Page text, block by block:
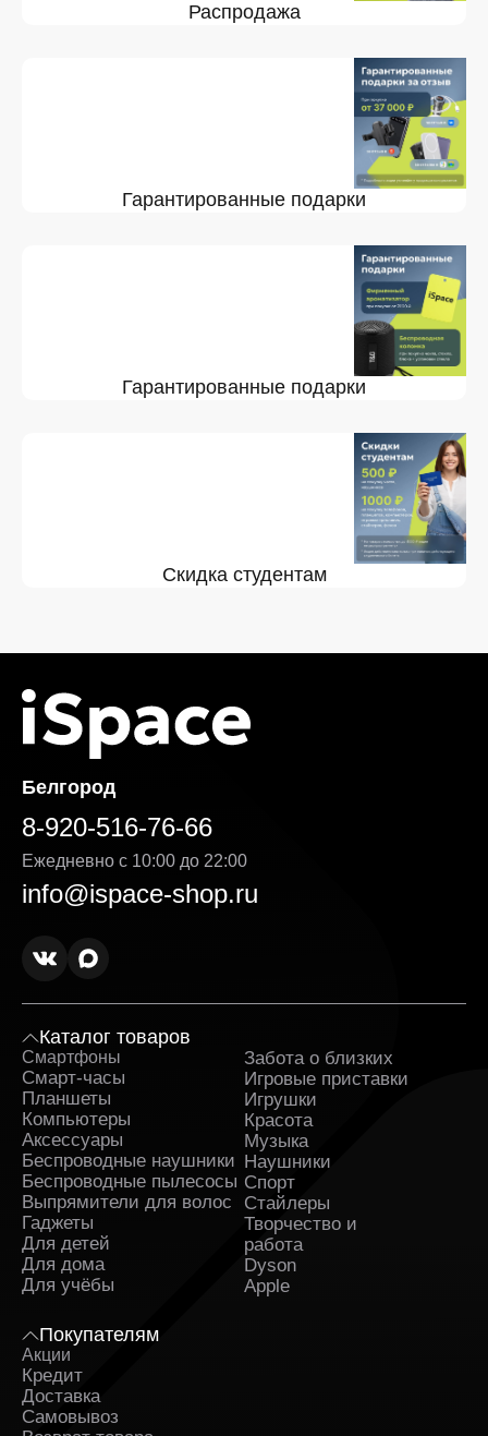
Распродажа
Гарантированные подарки
Гарантированные подарки
Скидка студентам
Белгород
8-920-516-76-66
Ежедневно с 10:00 до 22:00
info@ispace-shop.ru
Каталог товаров
Смартфоны
Смарт-часы
Планшеты
Компьютеры
Аксессуары
Беспроводные наушники
Беспроводные пылесосы
Выпрямители для волос
Гаджеты
Для детей
Для дома
Для учёбы
Забота о близких
Игровые приставки
Игрушки
Красота
Музыка
Наушники
Спорт
Стайлеры
Творчество и
работа
Dyson
Apple
Покупателям
Акции
Кредит
Доставка
Самовывоз